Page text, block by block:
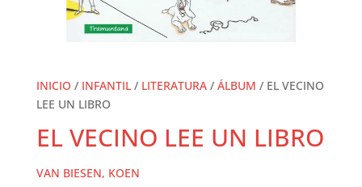
INICIO / INFANTIL/ LITERATURA/ ÁLBUM / EL VECINO
LEE UN LIBRO
EL VECINO LEE UN LIBRO
VAN BIESEN, KOEN